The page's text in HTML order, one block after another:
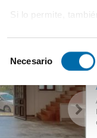
Si lo permite,
Identificar su
Obtenga más
preferencias en la
en la Declaración de
e
e
c
Necesario